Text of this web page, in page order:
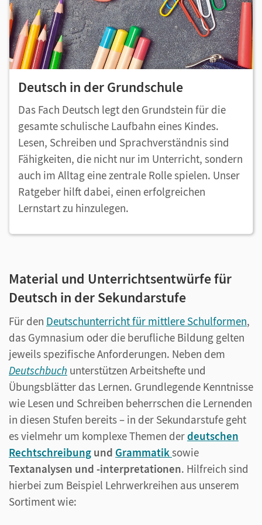
Deutsch in der Grundschule
Das Fach Deutsch legt den Grundstein für die
gesamte schulische Laufbahn eines Kindes.
Lesen, Schreiben und Sprachverständnis sind
Fähigkeiten, die nicht nur im Unterricht, sondern
auch im Alltag eine zentrale Rolle spielen. Unser
Ratgeber hilft dabei, einen erfolgreichen
Lernstart zu hinzulegen.
Material und Unterrichtsentwürfe für
Deutsch in der Sekundarstufe
Für den Deutschunterricht für mittlere Schulformen,
das Gymnasium oder die berufliche Bildung gelten
jeweils spezifische Anforderungen. Neben dem
Deutschbuch unterstützen Arbeitshefte und
Übungsblätter das Lernen. Grundlegende Kenntnisse
wie Lesen und Schreiben beherrschen die Lernenden
in diesen Stufen bereits – in der Sekundarstufe geht
es vielmehr um komplexe Themen derdeutschen
Rechtschreibung und Grammatiksowie
Textanalysen und -interpretationen. Hilfreich sind
hierbei zum Beispiel Lehrwerkreihen aus unserem
Sortiment wie: